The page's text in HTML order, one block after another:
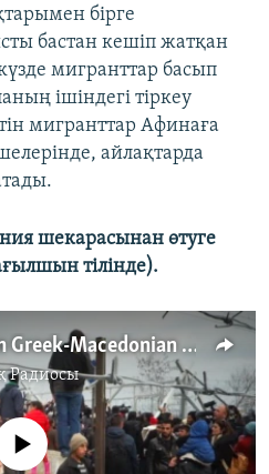
бірге
бастан кешіп жатқан
мигранттар басып
ішіндегі тіркеу
мигранттар Афинаға
айлақтарда
шекарасынан өтуге
тілінде).
Migrants Try To Storm Greek-Macedonian Border
Радиосы
currently available